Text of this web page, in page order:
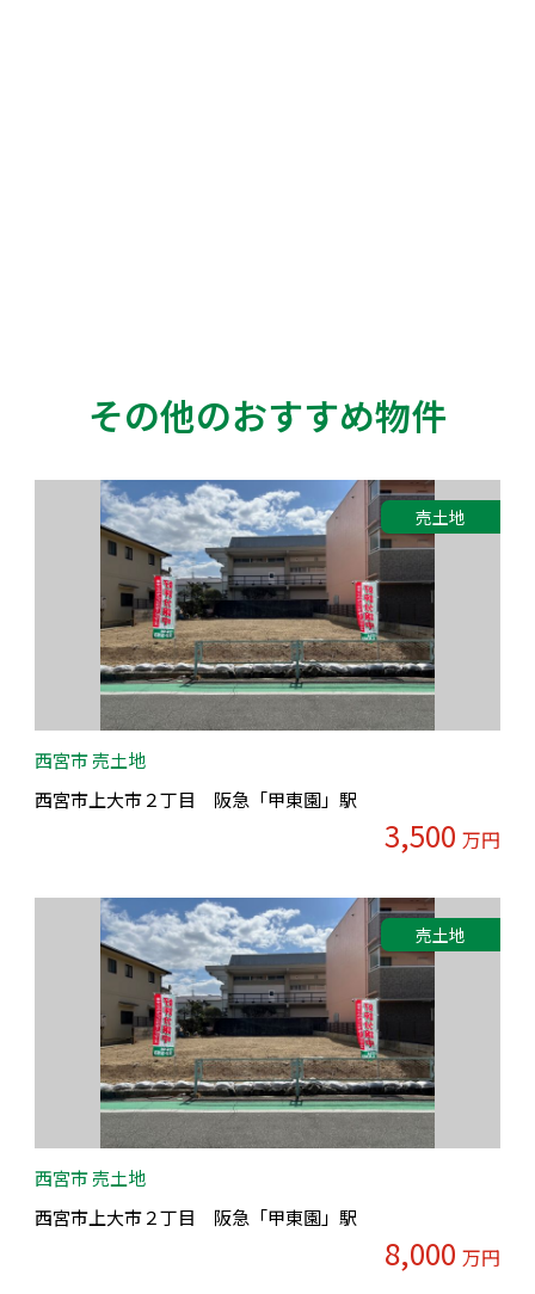
その他のおすすめ物件
売土地
西宮市 売土地
西宮市上大市２丁目 阪急「甲東園」駅
3,500 万円
売土地
西宮市 売土地
西宮市上大市２丁目 阪急「甲東園」駅
8,000 万円